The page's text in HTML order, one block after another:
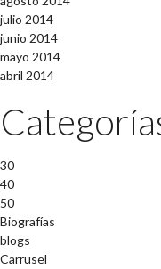
julio 2014
junio 2014
mayo 2014
abril 2014
30
40
50
Biografías
blogs
Carrusel